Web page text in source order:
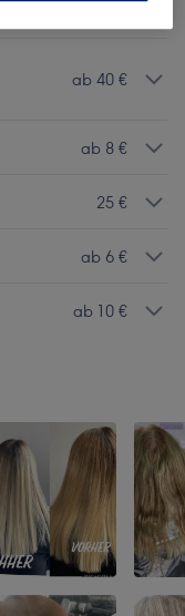
ab 40 €
ab 8 €
25 €
ab 6 €
ab 10 €